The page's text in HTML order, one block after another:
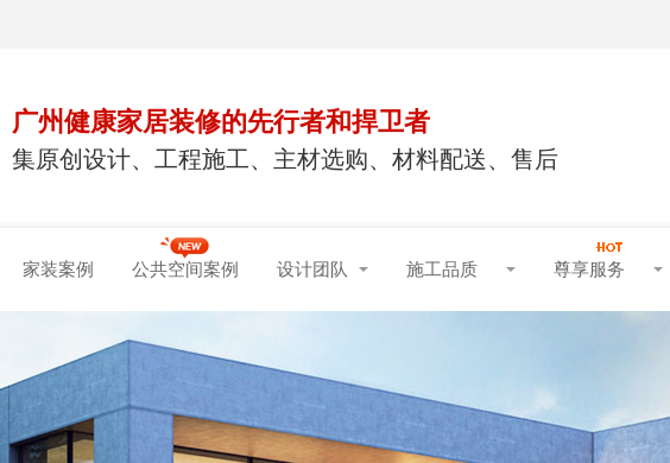
广州健康家居装修的先行者和捍卫者
集原创设计、工程施工、主材选购、材料配送、售后
家装案例 公共空间案例 设计团队 施工品质 尊享服务